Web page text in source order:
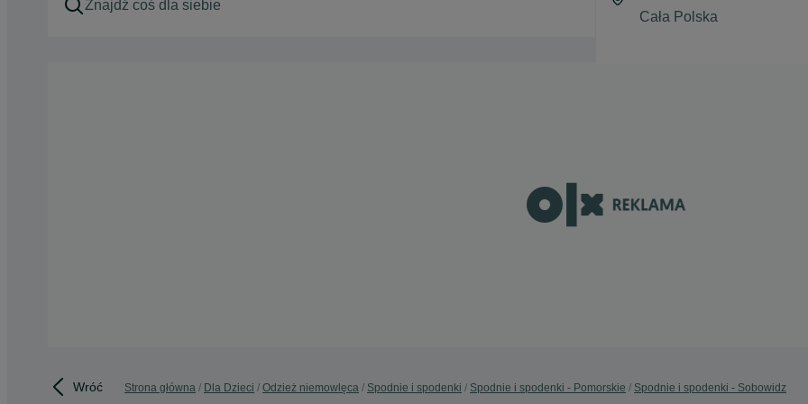
Wróć Strona główna Dla Dzieci Odzież niemowlęca Spodnie i spodenki Spodnie i spodenki - Pomorskie Spodnie i spodenki - Sobowidz